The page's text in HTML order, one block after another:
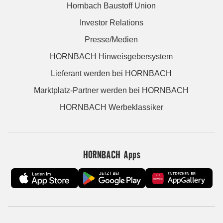
Hornbach Baustoff Union
Investor Relations
Presse/Medien
HORNBACH Hinweisgebersystem
Lieferant werden bei HORNBACH
Marktplatz-Partner werden bei HORNBACH
HORNBACH Werbeklassiker
HORNBACH Apps